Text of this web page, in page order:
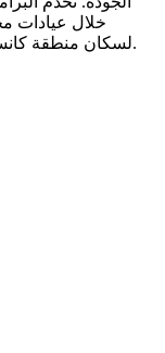
خلال عيادات
لسكان منطقة كانساس سيتي خيارات رعاية منظمة طويلة الأمد.